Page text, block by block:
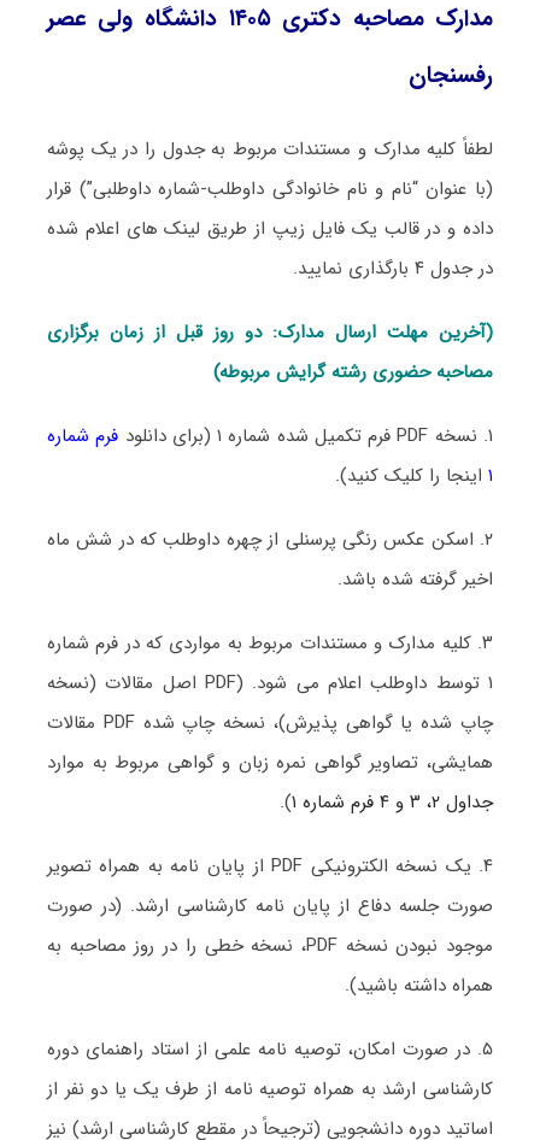
مدارک مصاحبه دکتری ۱۴۰۵ دانشگاه ولی عصر
رفسنجان
لطفاً کلیه مدارک و مستندات مربوط به جدول را در یک پوشه
(با عنوان “نام و نام خانوادگی داوطلب-شماره داوطلبی”) قرار
داده و در قالب یک فایل زیپ از طریق لینک های اعلام شده
در جدول ۴ بارگذاری نمایید.
(آخرین مهلت ارسال مدارک: دو روز قبل از زمان برگزاری
مصاحبه حضوری رشته گرایش مربوطه)
۱. نسخه PDF فرم تکمیل شده شماره ۱ (برای دانلود
فرم شماره
۱اینجا را کلیک کنید).
۲. اسکن عکس رنگی پرسنلی از چهره داوطلب که در شش ماه
اخیر گرفته شده باشد.
۳. کلیه مدارک و مستندات مربوط به مواردی که در فرم شماره
۱ توسط داوطلب اعلام می شود. (PDF اصل مقالات (نسخه
چاپ شده یا گواهی پذیرش)، نسخه چاپ شده PDF مقالات
همایشی، تصاویر گواهی نمره زبان و گواهی مربوط به موارد
جداول ۲، ۳ و ۴ فرم شماره ۱
).
۴. یک نسخه الکترونیکی PDF از پایان نامه به همراه تصویر
صورت جلسه دفاع از پایان نامه کارشناسی ارشد. (در صورت
موجود نبودن نسخه PDF، نسخه خطی را در روز مصاحبه به
همراه داشته باشید).
۵. در صورت امکان، توصیه نامه علمی از استاد راهنمای دوره
کارشناسی ارشد به همراه توصیه نامه از طرف یک یا دو نفر از
اساتید دوره دانشجویی (ترجیحاً در مقطع کارشناسی ارشد) نیز